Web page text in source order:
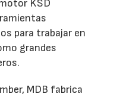
KSD
para trabajar en
grandes
MDB fabrica